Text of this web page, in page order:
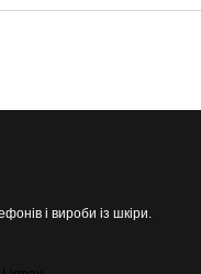
і вироби із шкіри.